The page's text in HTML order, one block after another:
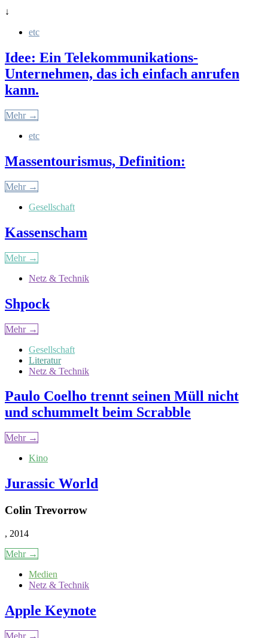
↓
etc
Idee: Ein Telekommunikations-
Unternehmen, das ich einfach anrufen
kann.
Mehr →
etc
Massentourismus, Definition:
Mehr →
Gesellschaft
Kassenscham
Mehr →
Netz & Technik
Shpock
Mehr →
Gesellschaft
Literatur
Netz & Technik
Paulo Coelho trennt seinen Müll nicht
und schummelt beim Scrabble
Mehr →
Kino
Jurassic World
Colin Trevorrow
, 2014
Mehr →
Medien
Netz & Technik
Apple Keynote
Mehr →